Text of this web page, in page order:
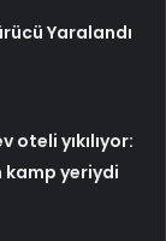
Yaralandı
oteli yıkılıyor:
kamp yeriydi